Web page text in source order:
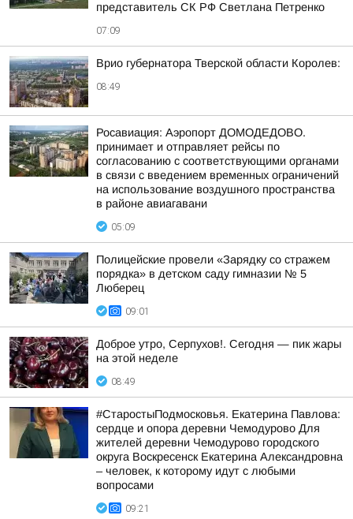
представитель СК РФ Светлана Петренко
07:09
Врио губернатора Тверской области Королев:
08:49
Росавиация: Аэропорт ДОМОДЕДОВО.
принимает и отправляет рейсы по
согласованию с соответствующими органами
в связи с введением временных ограничений
на использование воздушного пространства
в районе авиагавани
05:09
Полицейские провели «Зарядку со стражем
порядка» в детском саду гимназии № 5
Люберец
09:01
Доброе утро, Серпухов!. Сегодня — пик жары
на этой неделе
08:49
#СтаростыПодмосковья. Екатерина Павлова:
сердце и опора деревни Чемодурово Для
жителей деревни Чемодурово городского
округа Воскресенск Екатерина Александровна
– человек, к которому идут с любыми
вопросами
09:21